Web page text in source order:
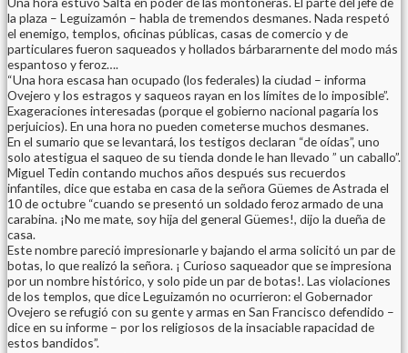
la plaza – Leguizamón – habla de tremendos desmanes. Nada respetó
el enemigo, templos, oficinas públicas, casas de comercio y de
particulares fueron saqueados y hollados bárbararnente del modo más
espantoso y feroz….
“Una hora escasa han ocupado (los federales) la ciudad – informa
Ovejero y los estragos y saqueos rayan en los límites de lo imposible”.
Exageraciones interesadas (porque el gobierno nacional pagaría los
perjuicios). En una hora no pueden cometerse muchos desmanes.
En el sumario que se levantará, los testigos declaran “de oídas”, uno
solo atestigua el saqueo de su tienda donde le han llevado ” un caballo”.
Miguel Tedin contando muchos años después sus recuerdos
infantiles, dice que estaba en casa de la señora Güemes de Astrada el
10 de octubre “cuando se presentó un soldado feroz armado de una
carabina. ¡No me mate, soy hija del general Güemes!, dijo la dueña de
casa.
Este nombre pareció impresionarle y bajando el arma solicitó un par de
botas, lo que realizó la señora. ¡ Curioso saqueador que se impresiona
por un nombre histórico, y solo pide un par de botas!. Las violaciones
de los templos, que dice Leguizamón no ocurrieron: el Gobernador
Ovejero se refugió con su gente y armas en San Francisco defendido –
dice en su informe – por los religiosos de la insaciable rapacidad de
estos bandidos”.